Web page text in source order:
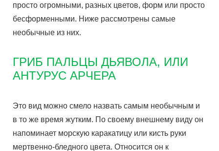
просто огромными, разных цветов, форм или просто
бесформенными. Ниже рассмотрены самые
необычные из них.
ГРИБ ПАЛЬЦЫ ДЬЯВОЛА, ИЛИ
АНТУРУС АРЧЕРА
Это вид можно смело назвать самым необычным и
в то же время жутким. По своему внешнему виду он
напоминает морскую каракатицу или кисть руки
мертвенно-бледного цвета. Относится он к